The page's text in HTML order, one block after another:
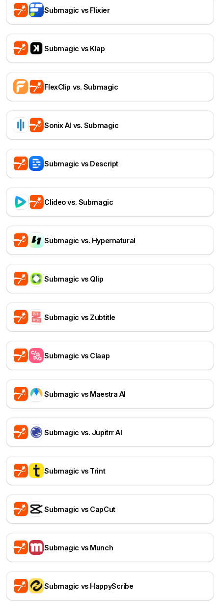
Submagic vs Flixier
Submagic vs Klap
FlexClip vs. Submagic
Sonix AI vs. Submagic
Submagic vs Descript
Clideo vs. Submagic
Submagic vs. Hypernatural
Submagic vs Qlip
Submagic vs Zubtitle
Submagic vs Claap
Submagic vs Maestra AI
Submagic vs. Jupitrr AI
Submagic vs Trint
Submagic vs CapCut
Submagic vs Munch
Submagic vs HappyScribe